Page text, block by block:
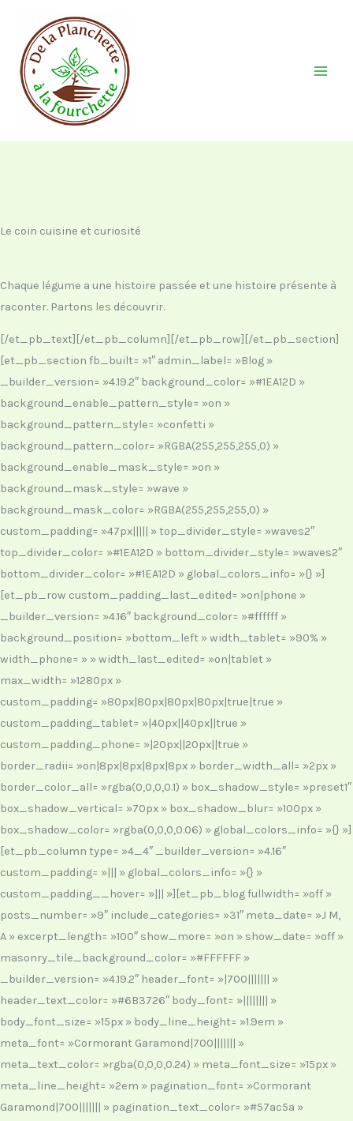
contenu
Le coin cuisine et curiosité
Chaque légume a une histoire passée et une histoire présente à
raconter. Partons les découvrir.
[/et_pb_text][/et_pb_column][/et_pb_row][/et_pb_section]
[et_pb_section fb_built= »1″ admin_label= »Blog »
_builder_version= »4.19.2″ background_color= »#1EA12D »
background_enable_pattern_style= »on »
background_pattern_style= »confetti »
background_pattern_color= »RGBA(255,255,255,0) »
background_enable_mask_style= »on »
background_mask_style= »wave »
background_mask_color= »RGBA(255,255,255,0) »
custom_padding= »47px||||| » top_divider_style= »waves2″
top_divider_color= »#1EA12D » bottom_divider_style= »waves2″
bottom_divider_color= »#1EA12D » global_colors_info= »{} »]
[et_pb_row custom_padding_last_edited= »on|phone »
_builder_version= »4.16″ background_color= »#ffffff »
background_position= »bottom_left » width_tablet= »90% »
width_phone= » » width_last_edited= »on|tablet »
max_width= »1280px »
custom_padding= »80px|80px|80px|80px|true|true »
custom_padding_tablet= »|40px||40px||true »
custom_padding_phone= »|20px||20px||true »
border_radii= »on|8px|8px|8px|8px » border_width_all= »2px »
border_color_all= »rgba(0,0,0,0.1) » box_shadow_style= »preset1″
box_shadow_vertical= »70px » box_shadow_blur= »100px »
box_shadow_color= »rgba(0,0,0,0.06) » global_colors_info= »{} »]
[et_pb_column type= »4_4″ _builder_version= »4.16″
custom_padding= »||| » global_colors_info= »{} »
custom_padding__hover= »||| »][et_pb_blog fullwidth= »off »
posts_number= »9″ include_categories= »31″ meta_date= »J M,
A » excerpt_length= »100″ show_more= »on » show_date= »off »
masonry_tile_background_color= »#FFFFFF »
_builder_version= »4.19.2″ header_font= »|700||||||| »
header_text_color= »#6B3726″ body_font= »|||||||| »
body_font_size= »15px » body_line_height= »1.9em »
meta_font= »Cormorant Garamond|700||||||| »
meta_text_color= »rgba(0,0,0,0.24) » meta_font_size= »15px »
meta_line_height= »2em » pagination_font= »Cormorant
Garamond|700||||||| » pagination_text_color= »#57ac5a »